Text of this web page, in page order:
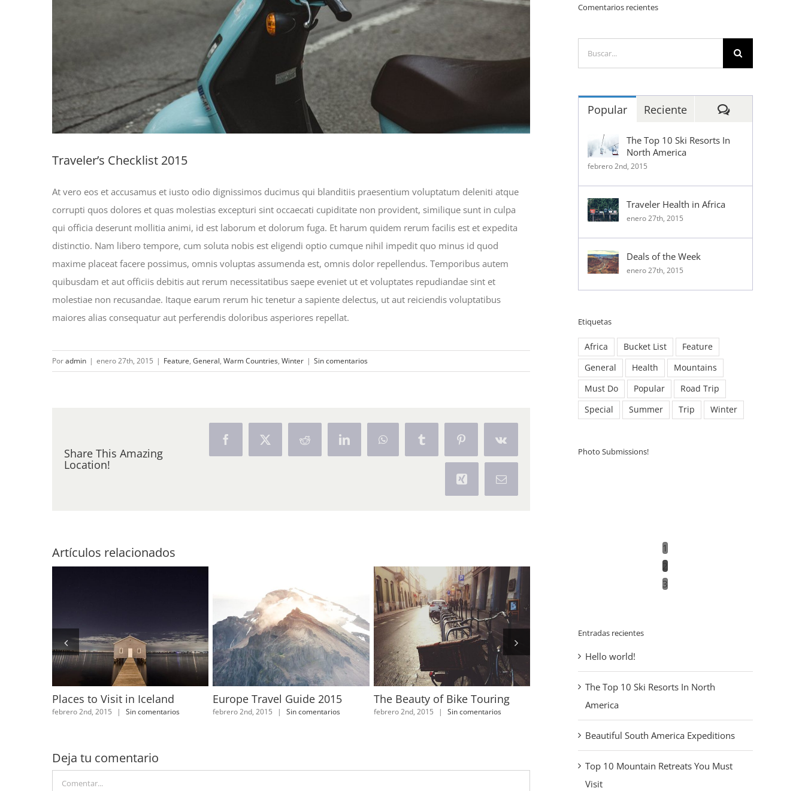
Traveler’s Checklist 2015
At vero eos et accusamus et iusto odio dignissimos ducimus qui blanditiis praesentium voluptatum deleniti atque
corrupti quos dolores et quas molestias excepturi sint occaecati cupiditate non provident, similique sunt in culpa
qui officia deserunt mollitia animi, id est laborum et dolorum fuga. Et harum quidem rerum facilis est et expedita
distinctio. Nam libero tempore, cum soluta nobis est eligendi optio cumque nihil impedit quo minus id quod
maxime placeat facere possimus, omnis voluptas assumenda est, omnis dolor repellendus. Temporibus autem
quibusdam et aut officiis debitis aut rerum necessitatibus saepe eveniet ut et voluptates repudiandae sint et
molestiae non recusandae. Itaque earum rerum hic tenetur a sapiente delectus, ut aut reiciendis voluptatibus
maiores alias consequatur aut perferendis doloribus asperiores repellat.
Poradmin | enero 27th, 2015 | Feature, General, Warm Countries, Winter | Sin comentarios
Share This Amazing
Location!
FacebookTwitter Reddit LinkedInWhatsAppTumblr PinterestVk
Xing
Correo
electrónico
Artículos relacionados
Places to Visit in Iceland
febrero 2nd, 2015 | Sin comentarios
Europe Travel Guide 2015
febrero 2nd, 2015 | Sin comentarios
The Beauty of Bike Touring
febrero 2nd, 2015 | Sin comentarios
The Top 10 Ski Resorts In
North America
febrero 2nd, 2015 | Sin comentarios febrero 2nd, 2015
Deja tu comentario
Comentar
Comentarios recientes
Popular Reciente Comentarios
The Top 10 Ski Resorts In
North America
febrero 2nd, 2015
Traveler Health in Africa
enero 27th, 2015
Deals of the Week
enero 27th, 2015
Etiquetas
Africa Bucket List
Feature
General
Health
Mountains
Must Do
Popular
Road Trip
Special
Summer Trip Winter
Photo Submissions!
1
2
3
Entradas recientes
Hello world!
The Top 10 Ski Resorts In North
America
Beautiful South America Expeditions
Top 10 Mountain Retreats You Must
Visit